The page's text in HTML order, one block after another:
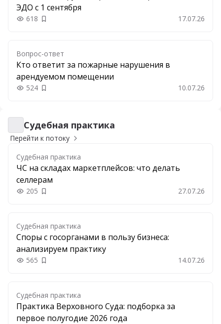
ЭДО с 1 сентября
618 Добавить в закладки 17.07.26
Вопрос-ответ
Кто ответит за пожарные нарушения в
арендуемом помещении
524 Добавить в закладки 10.07.26
Судебная практика
Судебная практика
Перейти к потоку
Судебная практика
ЧС на складах маркетплейсов: что делать
селлерам
205 Добавить в закладки 27.07.26
Судебная практика
Споры с госорганами в пользу бизнеса:
анализируем практику
565 Добавить в закладки 14.07.26
Судебная практика
Практика Верховного Суда: подборка за
первое полугодие 2026 года